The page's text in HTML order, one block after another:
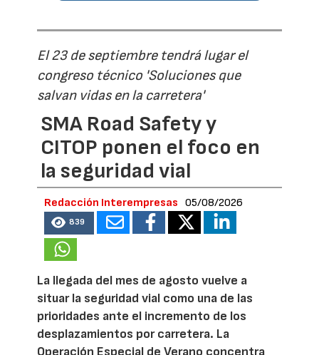
El 23 de septiembre tendrá lugar el
congreso técnico 'Soluciones que
salvan vidas en la carretera'
SMA Road Safety y
CITOP ponen el foco en
la seguridad vial
Redacción Interempresas 05/08/2026
839
La llegada del mes de agosto vuelve a
situar la seguridad vial como una de las
prioridades ante el incremento de los
desplazamientos por carretera. La